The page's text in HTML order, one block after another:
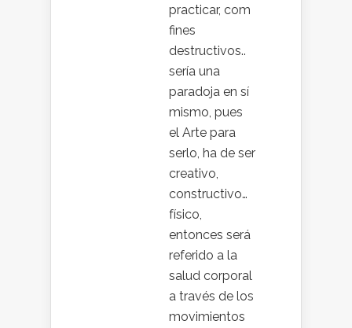
practicar, com
fines
destructivos..
sería una
paradoja en sí
mismo, pues
el Arte para
serlo, ha de ser
creativo,
constructivo…
físico,
entonces será
referido a la
salud corporal
a través de los
movimientos